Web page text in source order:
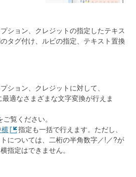
ション、クレジットの指定したテキス
タグ付け、ルビの指定、テキスト置換
ション、クレジットに対して、
適なさまざまな文字変換が行えま
ご覧ください。
指定も一括で行えます。ただし、
については、二桁の半角数字／!／?が
指定はできません。